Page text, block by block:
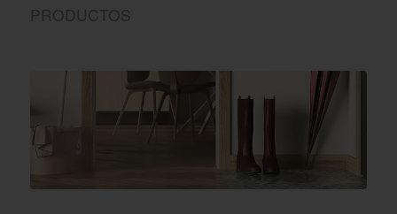
PRODUCTOS